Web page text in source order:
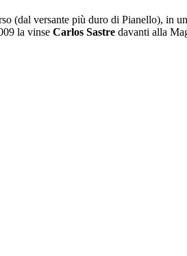
(dal versante più duro di Pianello), in
la vinse Carlos Sastre davanti alla